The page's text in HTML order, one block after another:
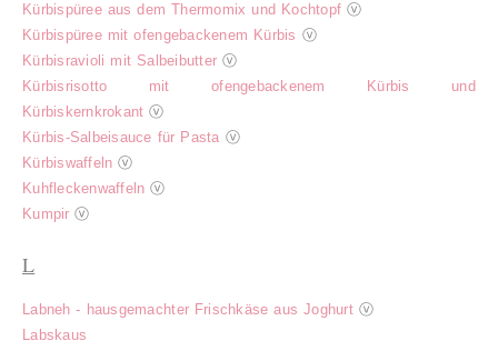
Kürbispüree aus dem Thermomix und Kochtopf ⓥ
Kürbispüree mit ofengebackenem Kürbis ⓥ
Kürbisravioli mit Salbeibutter ⓥ
Kürbisrisotto mit ofengebackenem Kürbis und
Kürbiskernkrokant ⓥ
Kürbis-Salbeisauce für Pasta ⓥ
Kürbiswaffeln ⓥ
Kuhfleckenwaffeln ⓥ
Kumpir ⓥ
L
Labneh - hausgemachter Frischkäse aus Joghurt ⓥ
Labskaus